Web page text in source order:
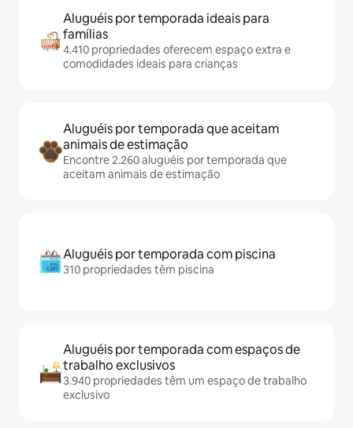
Aluguéis por temporada ideais para
famílias
4.410 propriedades oferecem espaço extra e
comodidades ideais para crianças
Aluguéis por temporada que aceitam
animais de estimação
Encontre 2.260 aluguéis por temporada que
aceitam animais de estimação
Aluguéis por temporada com piscina
310 propriedades têm piscina
Aluguéis por temporada com espaços de
trabalho exclusivos
3.940 propriedades têm um espaço de trabalho
exclusivo